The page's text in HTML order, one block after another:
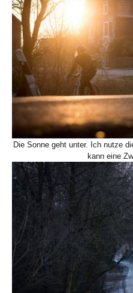
Die Sonne geht unter. Ich nutze
kann eine